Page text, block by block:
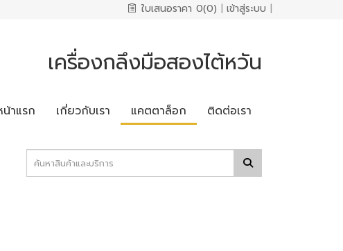
ใบเสนอราคา 0(0) | เข้าสู่ระบบ |
เครื่องกลึงมือสองไต้หวัน
น้าแรก เกี่ยวกับเรา แคตตาล็อก ติดต่อเรา